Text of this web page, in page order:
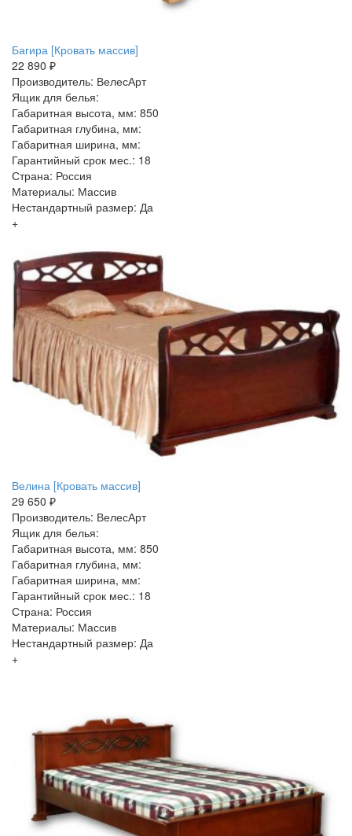
Багира [Кровать массив]
22 890 ₽
Производитель: ВелесАрт
Ящик для белья:
Габаритная высота, мм: 850
Габаритная глубина, мм:
Габаритная ширина, мм:
Гарантийный срок мес.: 18
Страна: Россия
Материалы: Массив
Нестандартный размер: Да
+
Велина [Кровать массив]
29 650 ₽
Производитель: ВелесАрт
Ящик для белья:
Габаритная высота, мм: 850
Габаритная глубина, мм:
Габаритная ширина, мм:
Гарантийный срок мес.: 18
Страна: Россия
Материалы: Массив
Нестандартный размер: Да
+